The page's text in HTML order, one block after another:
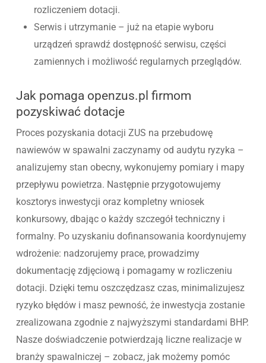
rozliczeniem dotacji.
Serwis i utrzymanie – już na etapie wyboru
urządzeń sprawdź dostępność serwisu, części
zamiennych i możliwość regularnych przeglądów.
Jak pomaga openzus.pl firmom
pozyskiwać dotacje
Proces pozyskania dotacji ZUS na przebudowę
nawiewów w spawalni zaczynamy od audytu ryzyka –
analizujemy stan obecny, wykonujemy pomiary i mapy
przepływu powietrza. Następnie przygotowujemy
kosztorys inwestycji oraz kompletny wniosek
konkursowy, dbając o każdy szczegół techniczny i
formalny. Po uzyskaniu dofinansowania koordynujemy
wdrożenie: nadzorujemy prace, prowadzimy
dokumentację zdjęciową i pomagamy w rozliczeniu
dotacji. Dzięki temu oszczędzasz czas, minimalizujesz
ryzyko błędów i masz pewność, że inwestycja zostanie
zrealizowana zgodnie z najwyższymi standardami BHP.
Nasze doświadczenie potwierdzają liczne realizacje w
branży spawalniczej – zobacz, jak możemy pomóc